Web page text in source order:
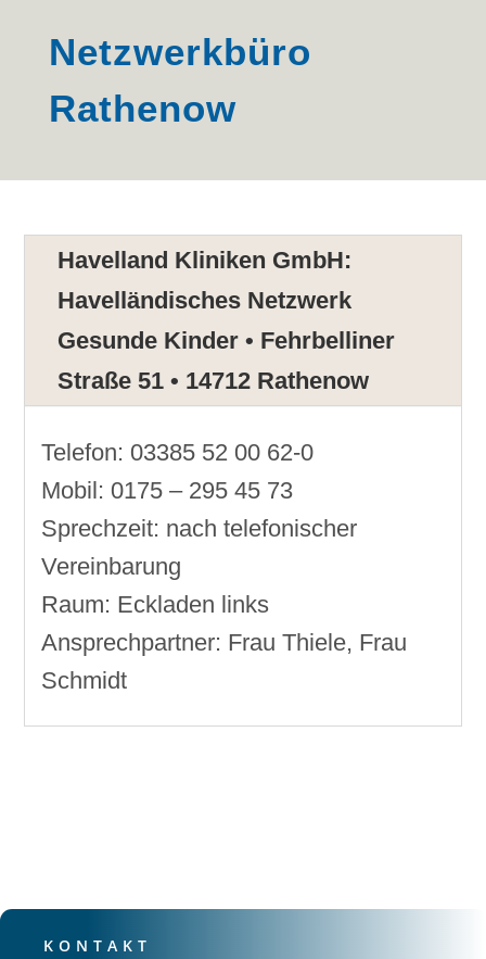
Netzwerkbüro
Rathenow
Havelland Kliniken GmbH:
Havelländisches Netzwerk
Gesunde Kinder • Fehrbelliner
Straße 51 • 14712 Rathenow
Telefon: 03385 52 00 62-0
Mobil: 0175 – 295 45 73
Sprechzeit: nach telefonischer
Vereinbarung
Raum: Eckladen links
Ansprechpartner: Frau Thiele, Frau
Schmidt
KONTAKT